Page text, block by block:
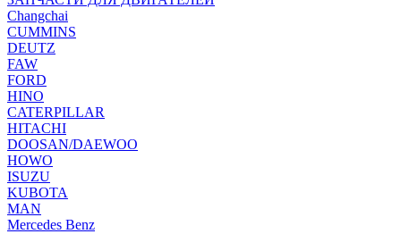
Changchai
CUMMINS
DEUTZ
FAW
FORD
HINO
CATERPILLAR
HITACHI
DOOSAN/DAEWOO
HOWO
ISUZU
KUBOTA
MAN
Mercedes Benz